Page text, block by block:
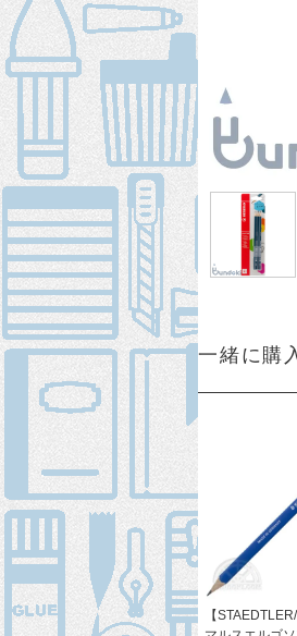
一緒に購
【